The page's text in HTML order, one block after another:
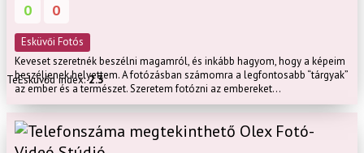
0 0
Esküvői Fotós
Keveset szeretnék beszélni magamról, és inkább hagyom, hogy a képeim
beszéljenek helyettem. A fotózásban számomra a legfontosabb “tárgyak”
az ember és a természet. Szeretem fotózni az embereket...
TeEsküvőd index:2.3
Olex Fotó-